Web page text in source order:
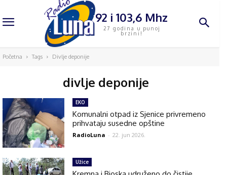
92 i 103,6 Mhz
27 godina u punoj
brzini!
Početna Tags Divlje deponije
divlje deponije
EKO
Komunalni otpad iz Sjenice privremeno
prihvataju susedne opštine
RadioLuna - 22. jun 2026.
Užice